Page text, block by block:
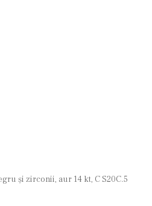
și zirconii, aur 14 kt, C S20C.5